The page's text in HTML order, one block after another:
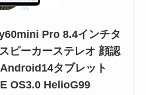
Pro 8.4インチタ
ピーカーステレオ 顔認
タブレット
OS3.0 HelioG99